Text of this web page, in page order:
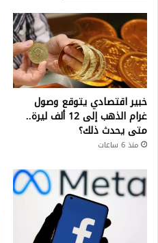
خبير اقتصادي يتوقع وصول
غرام الذهب إلى 12 ألف ليرة..
متى يحدث ذلك؟
منذ 6 ساعات